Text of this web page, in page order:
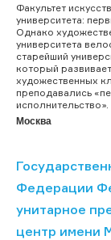
Факультет
университета:
Однако
университета
старейший
который
художественных
преподавались
исполнительство».
Москва
Федерации
унитарное
центр имени